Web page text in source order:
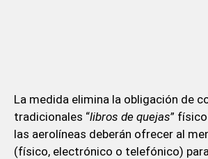
La medida elimina la obligación de
tradicionales “libros de quejas”
las aerolíneas deberán ofrecer al
(físico, electrónico o telefónico)